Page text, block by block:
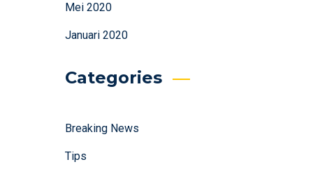
Mei 2020
Januari 2020
Categories
Breaking News
Tips